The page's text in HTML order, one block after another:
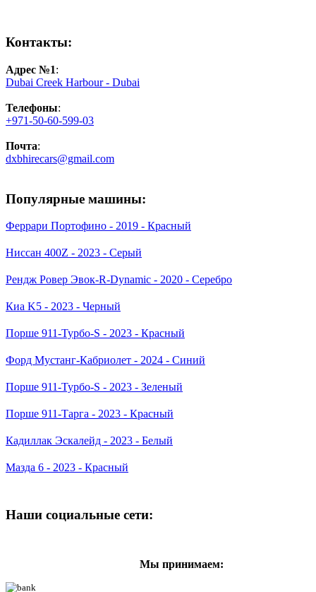
Контакты:
Адрес №1:
Dubai Creek Harbour - Dubai
Телефоны:
+971-50-60-599-03
Почта:
dxbhirecars@gmail.com
Популярные машины:
Феррари Портофино - 2019 - Красный
Ниссан 400Z - 2023 - Серый
Рендж Ровер Эвок-R-Dynamic - 2020 - Серебро
Киа K5 - 2023 - Черный
Порше 911-Турбо-S - 2023 - Красный
Форд Мустанг-Кабриолет - 2024 - Синий
Порше 911-Турбо-S - 2023 - Зеленый
Порше 911-Тарга - 2023 - Красный
Кадиллак Эскалейд - 2023 - Белый
Мазда 6 - 2023 - Красный
Наши социальные сети:
Мы принимаем: